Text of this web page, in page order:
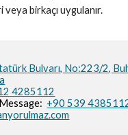
birkaçı uygulanır.
Bulvarı, No:223/2,
4285112
essage: +90 539